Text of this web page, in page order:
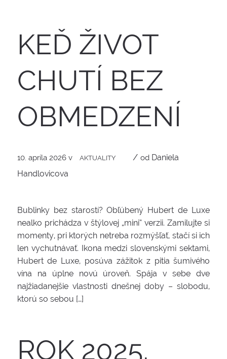
KEĎ ŽIVOT
CHUTÍ BEZ
OBMEDZENÍ
10. apríla 2026 v AKTUALITY / od Daniela
Handlovicova
Bublinky bez starostí? Obľúbený Hubert de Luxe
nealko prichádza v štýlovej „mini“ verzii. Zamilujte si
momenty, pri ktorých netreba rozmýšľať, stačí si ich
len vychutnávať. Ikona medzi slovenskými sektami,
Hubert de Luxe, posúva zážitok z pitia šumivého
vína na úplne novú úroveň. Spája v sebe dve
najžiadanejšie vlastnosti dnešnej doby – slobodu,
ktorú so sebou […]
ROK 2025,